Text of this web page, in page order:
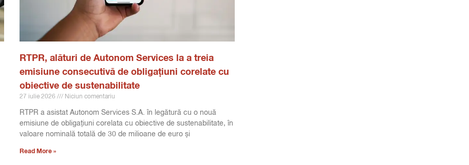
RTPR, alături de Autonom Services la a treia
emisiune consecutivă de obligațiuni corelate cu
obiective de sustenabilitate
27 iulie 2026 Niciun comentariu
RTPR a asistat Autonom Services S.A. în legătură cu o nouă
emisiune de obligațiuni corelata cu obiective de sustenabilitate, în
valoare nominală totală de 30 de milioane de euro și
Read More »